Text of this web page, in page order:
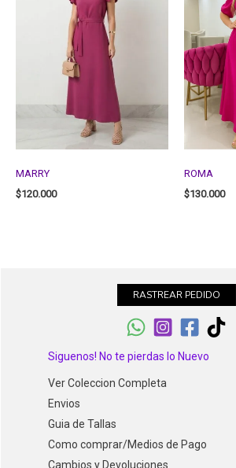
MARRY
$120.000
ROMA
$130.000
RASTREAR PEDIDO
Siguenos! No te pierdas lo Nuevo
Ver Coleccion Completa
Envios
Guia de Tallas
Como comprar/Medios de Pago
Cambios y Devoluciones